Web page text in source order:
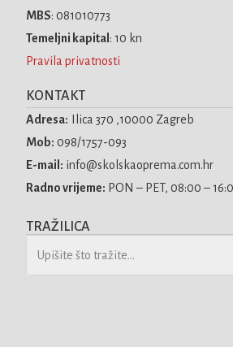
MBS: 081010773
Temeljni kapital : 10 kn
Pravila privatnosti
KONTAKT
Adresa:
Ilica 370 ,10000 Zagreb
Mob: 098/1757-093
E-mail: info@skolskaoprema.com.hr
Radno vrijeme: PON – PET, 08:00 –
TRAŽILICA